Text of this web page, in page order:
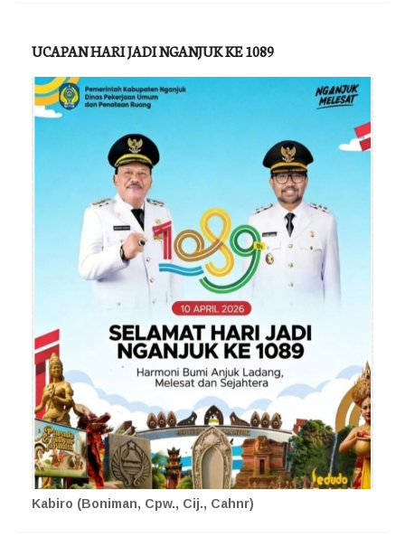
UCAPAN HARI JADI NGANJUK KE 1089
Kabiro (Boniman, Cpw., Cij., Cahnr)